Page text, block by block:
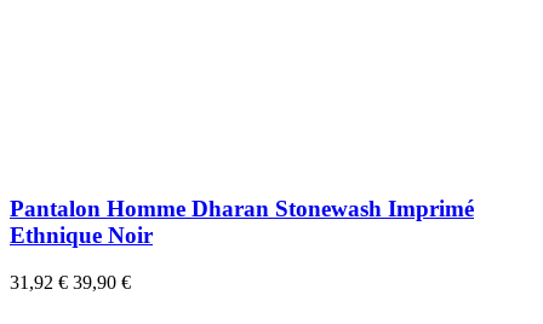
Pantalon Homme Dharan Stonewash Imprimé
Ethnique Noir
31,92 € 39,90 €